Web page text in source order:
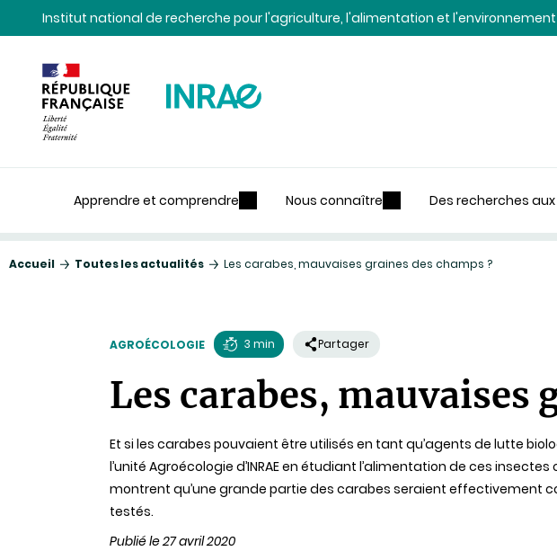
Contenu
Recherche
NavigationInstitut national de recherche pour l'agriculture, l'alimentation et l'environnement
Apprendre et comprendre Nous connaître Des recherches
Accueil Toutes les actualités Les carabes, mauvaises graines des champs ?
AGROÉCOLOGIE
de
3 min Partager
Les carabes, mauvaises
Et si les carabes pouvaient être utilisés en tant qu’agents de lutte
l’unité Agroécologie d’INRAE en étudiant l’alimentation de ces
montrent qu’une grande partie des carabes seraient effectivement
testés.
Publié le 27 avril 2020